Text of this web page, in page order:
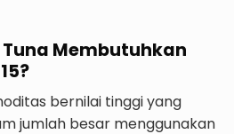
Membutuhkan
bernilai tinggi yang
jumlah besar menggunakan